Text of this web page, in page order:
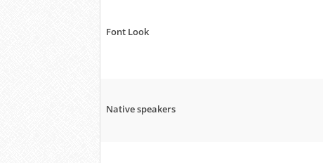
Font Look
Native speakers